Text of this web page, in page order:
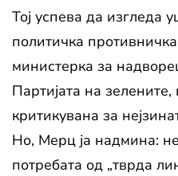
Тој успева да изгледа
политичка
министерка за
Партијата на зелените,
критикувана за
Но, Мерц ја надмина:
потребата од „тврда